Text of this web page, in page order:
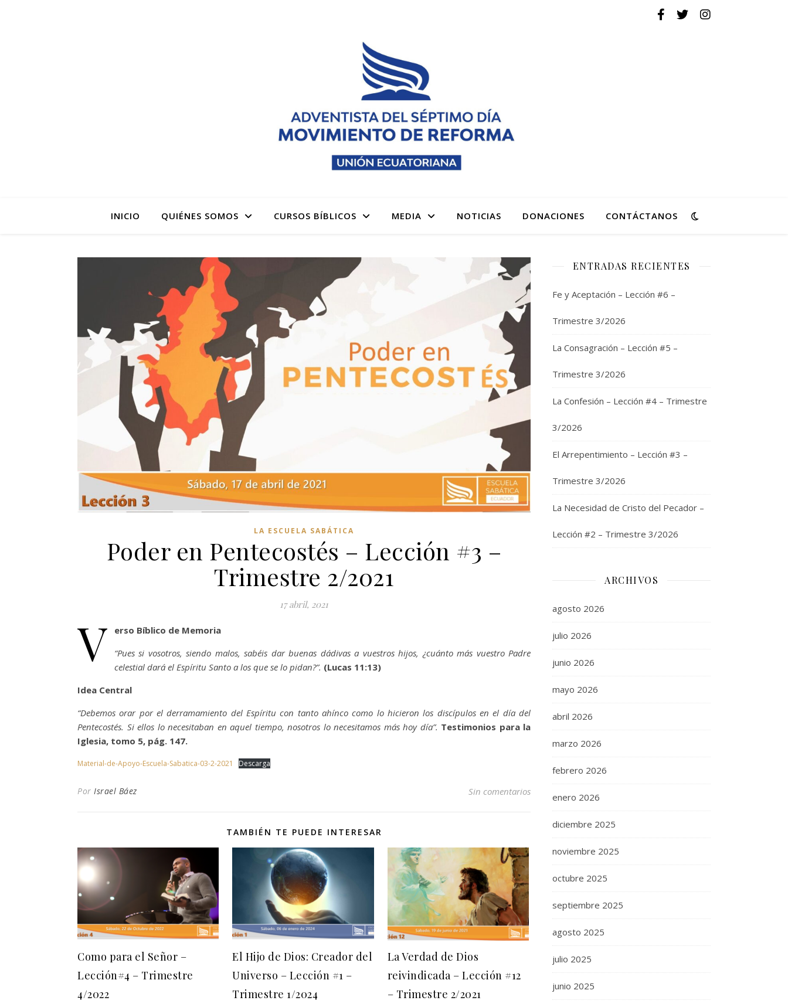
INICIO QUIÉNES SOMOS CURSOS BÍBLICOS MEDIA NOTICIAS DONACIONES CONTÁCTANOS
LA ESCUELA SABÁTICA
Poder en Pentecostés – Lección #3 –
Trimestre 2/2021
17 abril, 2021
V
erso Bíblico de Memoria
“Pues si vosotros, siendo malos, sabéis dar buenas dádivas a vuestros hijos, ¿cuánto más vuestro Padre
celestial dará el Espíritu Santo a los que se lo pidan?”. (Lucas 11:13)
Idea Central
“Debemos orar por el derramamiento del Espíritu con tanto ahínco como lo hicieron los discípulos en el día del
Pentecostés. Si ellos lo necesitaban en aquel tiempo, nosotros lo necesitamos más hoy día”. Testimonios para la
Iglesia, tomo 5, pág. 147.
Material-de-Apoyo-Escuela-Sabatica-03-2-2021 Descarga
Por Israel Báez Sin comentarios
TAMBIÉN TE PUEDE INTERESAR
Como para el Señor –
Lección#4 – Trimestre
4/2022
El Hijo de Dios: Creador del
Universo – Lección #1 –
Trimestre 1/2024
La Verdad de Dios
reivindicada – Lección #12
– Trimestre 2/2021
ENTRADAS RECIENTES
Fe y Aceptación – Lección #6 –
Trimestre 3/2026
La Consagración – Lección #5 –
Trimestre 3/2026
La Confesión – Lección #4 – Trimestre
3/2026
El Arrepentimiento – Lección #3 –
Trimestre 3/2026
La Necesidad de Cristo del Pecador –
Lección #2 – Trimestre 3/2026
ARCHIVOS
agosto 2026
julio 2026
junio 2026
mayo 2026
abril 2026
marzo 2026
febrero 2026
enero 2026
diciembre 2025
noviembre 2025
octubre 2025
septiembre 2025
agosto 2025
julio 2025
junio 2025